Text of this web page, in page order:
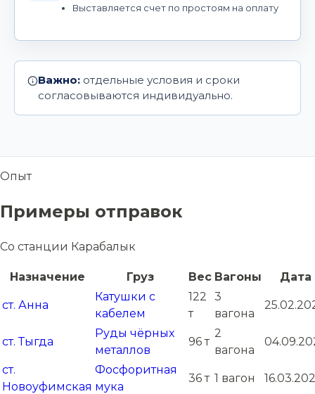
Выставляется счет по простоям на оплату
Важно: отдельные условия и сроки
согласовываются индивидуально.
Опыт
Примеры отправок
Со станции Карабалык
Назначение Груз Вес Вагоны Дата
ст. Анна
Катушки с
кабелем
122
т
3
вагона
ст. Тыгда
Руды чёрных
металлов
96 т
2
вагона
ст.
Новоуфимская
Фосфоритная
мука
36 т 1 вагон